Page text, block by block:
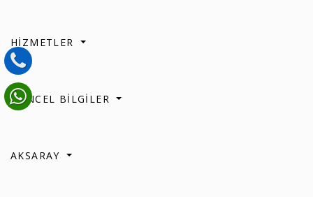
HİZMETLER
GÜNCEL BİLGİLER
AKSARAY